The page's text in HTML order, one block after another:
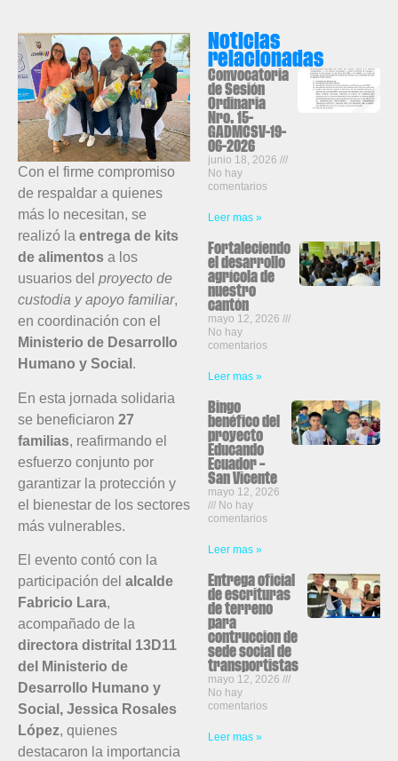
Con el firme compromiso
de respaldar a quienes
más lo necesitan, se
realizó la entrega de kits
de alimentos a los
usuarios del proyecto de
custodia y apoyo familiar,
en coordinación con el
Ministerio de Desarrollo
Humano y Social .
En esta jornada solidaria
se beneficiaron 27
familias, reafirmando el
esfuerzo conjunto por
garantizar la protección y
el bienestar de los sectores
más vulnerables.
El evento contó con la
participación del alcalde
Fabricio Lara,
acompañado de la
directora distrital 13D11
del Ministerio de
Desarrollo Humano y
Social, Jessica Rosales
López, quienes
destacaron la importancia
Noticias
relacionadas
Convocatoria
de Sesión
Ordinaria
Nro. 15-
GADMCSV-19-
06-2026
junio 18, 2026
No hay
comentarios
Leer mas »
Fortaleciendo
el desarrollo
agrícola de
nuestro
cantón
mayo 12, 2026
No hay
comentarios
Leer mas »
Bingo
benéfico del
proyecto
Educando
Ecuador –
San Vicente
mayo 12, 2026
No hay
comentarios
Leer mas »
Entrega oficial
de escrituras
de terreno
para
contruccion de
sede social de
transportistas
mayo 12, 2026
No hay
comentarios
Leer mas »